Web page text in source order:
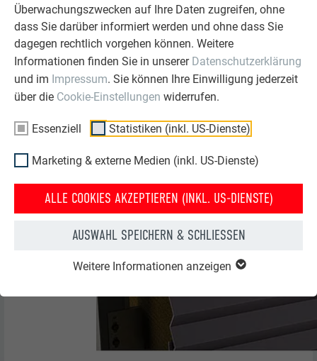
Überwachungszwecken auf Ihre Daten zugreifen, ohne
dass Sie darüber informiert werden und ohne dass Sie
dagegen rechtlich vorgehen können. Weitere
Informationen finden Sie in unserer Datenschutzerklärung
und im Impressum. Sie können Ihre Einwilligung jederzeit
über die Cookie-Einstellungen widerrufen.
Essenziell Statistiken (inkl. US-Dienste)
Marketing & externe Medien (inkl. US-Dienste)
ALLE COOKIES AKZEPTIEREN (INKL. US-DIENSTE)
AUSWAHL SPEICHERN & SCHLIESSEN
Weitere Informationen anzeigen